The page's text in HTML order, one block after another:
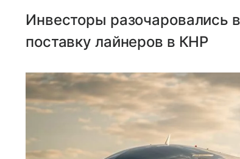
Инвесторы разочаровались
поставку лайнеров в КНР